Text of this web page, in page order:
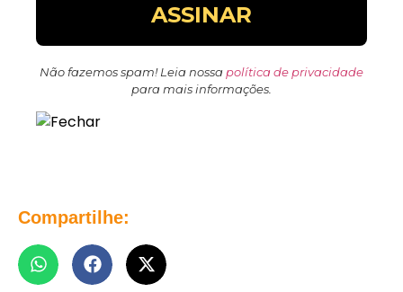
Não fazemos spam! Leia nossapolítica de privacidade
para mais informações.
Compartilhe: